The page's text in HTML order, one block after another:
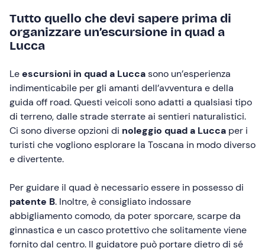
Tutto quello che devi sapere prima di
organizzare un’escursione in quad a
Lucca
Leescursioni in quad a Luccasono un’esperienza
indimenticabile per gli amanti dell’avventura e della
guida off road. Questi veicoli sono adatti a qualsiasi tipo
di terreno, dalle strade sterrate ai sentieri naturalistici.
Ci sono diverse opzioni di noleggio quad a Lucca per i
turisti che vogliono esplorare la Toscana in modo diverso
e divertente.
Per guidare il quad è necessario essere in possesso di
patente B. Inoltre, è consigliato indossare
abbigliamento comodo, da poter sporcare, scarpe da
ginnastica e un casco protettivo che solitamente viene
fornito dal centro. Il guidatore può portare dietro di sé